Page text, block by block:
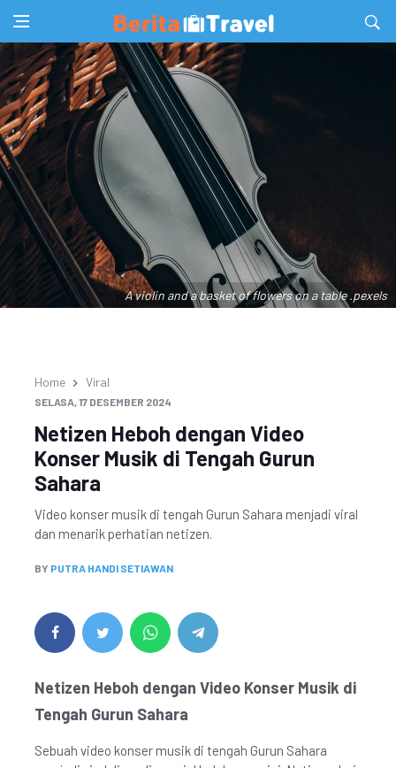
A violin and a basket of flowers on a table .pexels
Home Viral
SELASA, 17 DESEMBER 2024
Netizen Heboh dengan Video
Konser Musik di Tengah Gurun
Sahara
Video konser musik di tengah Gurun Sahara menjadi viral
dan menarik perhatian netizen.
BY PUTRA HANDI SETIAWAN
Netizen Heboh dengan Video Konser Musik di
Tengah Gurun Sahara
Sebuah video konser musik di tengah Gurun Sahara